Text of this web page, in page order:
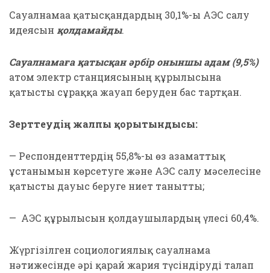
Сауалнамаға қатысқандардың 30,1%-ы АЭС салу
идеясын қолдамайды.
Сауалнамаға қатысқан әрбір оныншы адам (9,5%)
атом электр станциясының құрылысына
қатысты сұраққа жауап беруден бас тартқан.
Зерттеудің жалпы қорытындысы:
— Респонденттердің 55,8%-ы өз азаматтық
ұстанымын көрсетуге және АЭС салу мәселесіне
қатысты дауыс беруге ниет танытты;
— АЭС құрылысын қолдаушылардың үлесі 60,4%.
Жүргізілген социологиялық сауалнама
нәтижесінде әрі қарай жария түсіндіруді талап